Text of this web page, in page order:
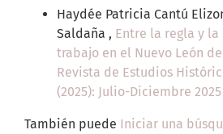
Haydée Patricia Cantú
Saldaña , Entre la regla y
trabajo en el Nuevo León
Revista de Estudios
(2025): Julio-Diciembre 2025
También puede Iniciar una